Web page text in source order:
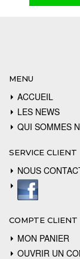
MENU
ACCUEIL
LES NEWS
QUI SOMMES
SERVICE CLIENT
NOUS
COMPTE CLIENT
MON PANIER
OUVRIR UN